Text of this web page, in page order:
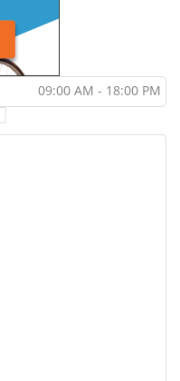
09:00 AM - 18:00 PM